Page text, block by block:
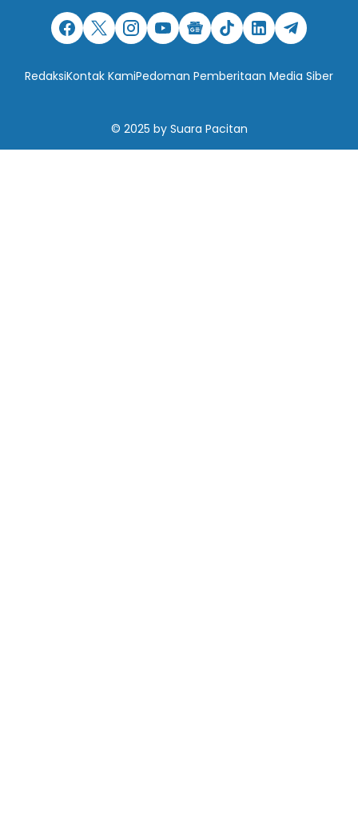
RedaksiKontak KamiPedoman Pemberitaan Media Siber
© 2025 by Suara Pacitan